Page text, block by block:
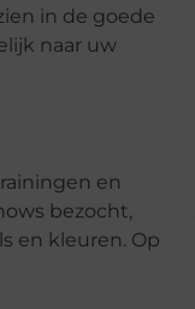
in de goede
naar uw
en
bezocht,
en kleuren. Op